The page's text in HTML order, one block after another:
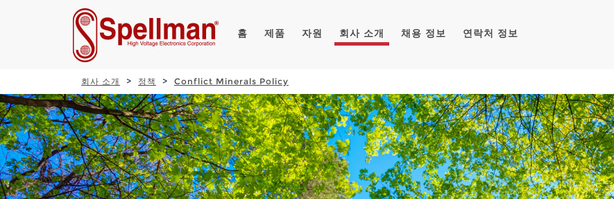
홈 제품 자원 회사 소개 채용 정보 연락처 정보
회사 소개 정책 Conflict Minerals Policy